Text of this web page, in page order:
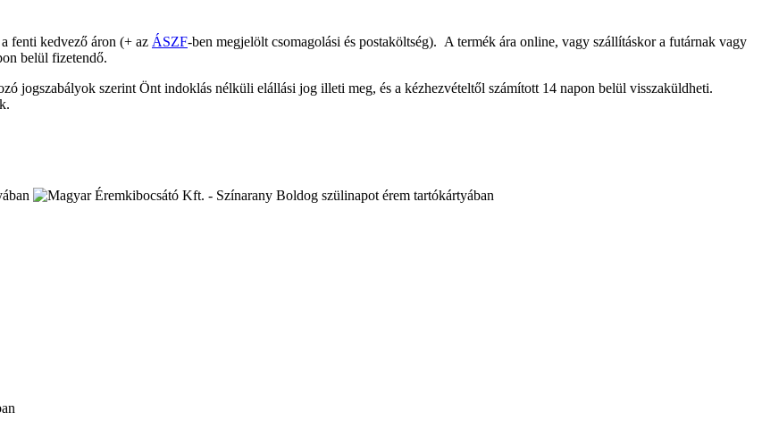
a fenti kedvező áron (+ az ÁSZF-ben megjelölt csomagolási és postaköltség). A termék ára online, vagy szállításkor a futárnak vagy
belül fizetendő.
jogszabályok szerint Önt indoklás nélküli elállási jog illeti meg, és a kézhezvételtől számított 14 napon belül visszaküldheti.